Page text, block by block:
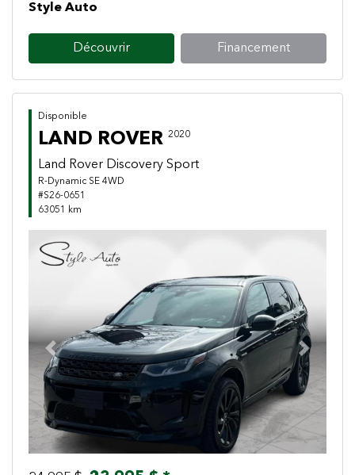
Style Auto
Découvrir Financement
Disponible
LAND ROVER 2020
Land Rover Discovery Sport
R-Dynamic SE 4WD
#S26-0651
63051 km
Previous Next